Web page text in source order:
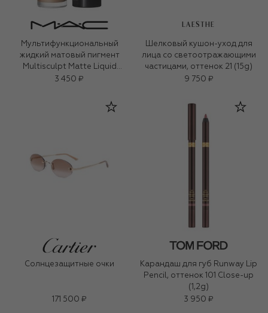
Мультифункциональный
жидкий матовый пигмент
Multisculpt Matte Liquid
Colour, оттенок Omega (4,5ml)
3 450 ₽
LAESTHE
Шелковый кушон-уход для
лица со светоотражающими
частицами, оттенок 21 (15g)
9 750 ₽
Солнцезащитные очки
171 500 ₽
Карандаш для губ Runway Lip
Pencil, оттенок 101 Close-up
(1,2g)
3 950 ₽